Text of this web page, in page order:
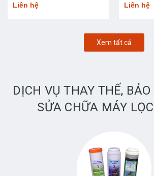
3668
Liên hệ
Quốc
Liên hệ
Xem tất cả
DỊCH VỤ THAY THẾ,
SỬA CHỮA MÁY